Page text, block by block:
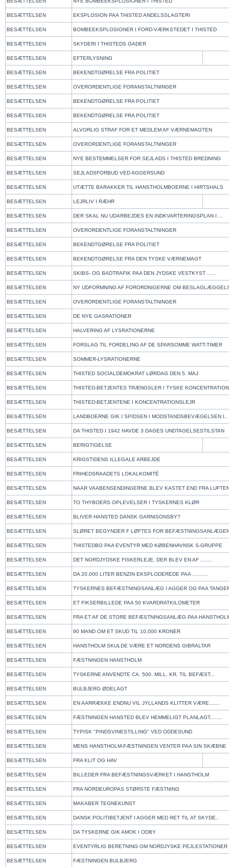
BESÆTTELSEN EKSPLOSION PAA THISTED ANDELSSLAGTERI
BESÆTTELSEN BOMBEEKSPLOSIONER I FORD-VÆRKSTEDET I THISTED
BESÆTTELSEN SKYDERI I THISTEDS GADER
BESÆTTELSEN EFTERLYSNING
BESÆTTELSEN BEKENDTGØRELSE FRA POLITIET
BESÆTTELSEN OVERORDENTLIGE FORANSTALTNINGER
BESÆTTELSEN BEKENDTGØRELSE FRA POLITIET
BESÆTTELSEN BEKENDTGØRELSE FRA POLITIET
BESÆTTELSEN ALVORLIG STRAF FOR ET MEDLEM AF VÆRNEMAGTEN
BESÆTTELSEN OVERORDENTLIGE FORANSTALTNINGER
BESÆTTELSEN NYE BESTEMMELSER FOR SEJLADS I THISTED BREDNING
BESÆTTELSEN SEJLADSFORBUD VED AGGERSUND
BESÆTTELSEN UTÆTTE BARAKKER TIL HANSTHOLMBOERNE I HIRTSHALS
BESÆTTELSEN LEJRLIV I RÆHR
BESÆTTELSEN DER SKAL NU UDARBEJDES EN INDKVARTERINGSPLAN I ...
BESÆTTELSEN OVERORDENTLIGE FORANSTALTNINGER
BESÆTTELSEN BEKENDTGØRELSE FRA POLITIET
BESÆTTELSEN BEKENDTGØRELSE FRA DEN TYSKE VÆRNEMAGT
BESÆTTELSEN SKIBS- OG BADTRAFIK PAA DEN JYDSKE VESTKYST ......
BESÆTTELSEN NY UDFORMNING AF FORORDNIGERNE OM
BESÆTTELSEN OVERORDENTLIGE FORANSTALTNINGER
BESÆTTELSEN DE NYE GASRATIONER
BESÆTTELSEN HALVERING AF LYSRATIONERNE
BESÆTTELSEN FORSLAG TIL FORDELING AF DE SPARSOMME WATT-TIMER
BESÆTTELSEN SOMMER-LYSRATIONERNE
BESÆTTELSEN THISTED SOCIALDEMOKRAT LØRDAG DEN 5. MAJ
BESÆTTELSEN THISTED-BETJENTES TRÆNGSLER I TYSKE
BESÆTTELSEN THISTED-BETJENTENE I KONCENTRATIONSLEJR
BESÆTTELSEN LANDBOERNE GIK I SPIDSEN I MODSTANDSBEVÆGELSEN I..
BESÆTTELSEN DA THISTED I 1942 HAVDE 3 DAGES UNDTAGELSESTILSTAN
BESÆTTELSEN BERIGTIGELSE
BESÆTTELSEN KRIGSTIDENS ILLEGALE ARBEJDE
BESÆTTELSEN FRIHEDSRAADETS LOKALKOMITÉ
BESÆTTELSEN NAAR VAABENSENDINGERNE BLEV KASTET END FRA
BESÆTTELSEN TO THYBOERS OPLEVELSER I TYSKERNES KLØR
BESÆTTELSEN BLIVER HANSTED DANSK GARNISONSBY?
BESÆTTELSEN SLØRET BEGYNDER F LØFTES FOR
BESÆTTELSEN THISTEDBO PAA EVENTYR MED KØBENHAVNSK S-GRUPPE
BESÆTTELSEN DET NORDJYDSKE FISKERLEJE, DER BLEV EN AF ........
BESÆTTELSEN DA 20,000 LITER BENZIN EKSPLODEREDE PAA ..........
BESÆTTELSEN TYSKERNES BEFÆSTNINGSANLÆG I AGGER OG PAA
BESÆTTELSEN ET FIKSERBILLEDE PAA 50 KVARDRATKILOMETER
BESÆTTELSEN FRA ET AF DE STORE BEFÆSTNINGSANLÆG PAA
BESÆTTELSEN 90 MAND OM ET SKUD TIL 10,000 KRONER
BESÆTTELSEN HANSTHOLM SKULDE VÆRE ET NORDENS GIBRALTAR
BESÆTTELSEN FÆSTNINGEN HANSTHOLM
BESÆTTELSEN TYSKERNE ANVENDTE CA. 500. MILL. KR. TIL BEFÆST...
BESÆTTELSEN BULBJERG ØDELAGT
BESÆTTELSEN EN AARRÆKKE ENDNU VIL JYLLANDS KLITTER VÆRE.......
BESÆTTELSEN FÆSTNINGEN HANSTED BLEV HEMMELIGT PLANLAGT........
BESÆTTELSEN TYPISK "PINDSVINESTILLING" VED ODDESUND
BESÆTTELSEN MENS HANSTHOLM-FÆSTNINGEN VENTER PAA SIN
BESÆTTELSEN FRA KLIT OG HAV
BESÆTTELSEN BILLEDER FRA BEFÆSTNINGSVÆRKET I HANSTHOLM
BESÆTTELSEN FRA NORDEUROPAS STØRSTE FÆSTNING
BESÆTTELSEN MAKABER TEGNEKUNST
BESÆTTELSEN DANSK POLITIBETJENT I AGGER MED RET TIL AT SKYDE..
BESÆTTELSEN DA TYSKERNE GIK AMOK I ODBY
BESÆTTELSEN EVENTYRLIG BERETNING OM NORDJYSKE PEJLESTATIONER
BESÆTTELSEN FÆSTNINGEN BULBJERG